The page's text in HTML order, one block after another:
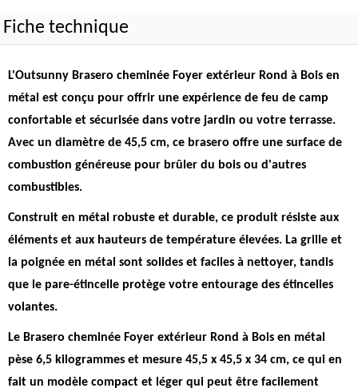
Fiche technique
L'Outsunny Brasero cheminée Foyer extérieur Rond à Bois en
métal est conçu pour offrir une expérience de feu de camp
confortable et sécurisée dans votre jardin ou votre terrasse.
Avec un diamètre de 45,5 cm, ce brasero offre une surface de
combustion généreuse pour brûler du bois ou d'autres
combustibles.
Construit en métal robuste et durable, ce produit résiste aux
éléments et aux hauteurs de température élevées. La grille et
la poignée en métal sont solides et faciles à nettoyer, tandis
que le pare-étincelle protège votre entourage des étincelles
volantes.
Le Brasero cheminée Foyer extérieur Rond à Bois en métal
pèse 6,5 kilogrammes et mesure 45,5 x 45,5 x 34 cm, ce qui en
fait un modèle compact et léger qui peut être facilement